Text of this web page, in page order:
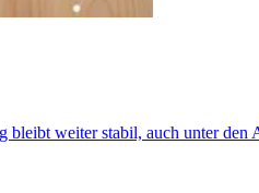
weiter stabil, auch unter den